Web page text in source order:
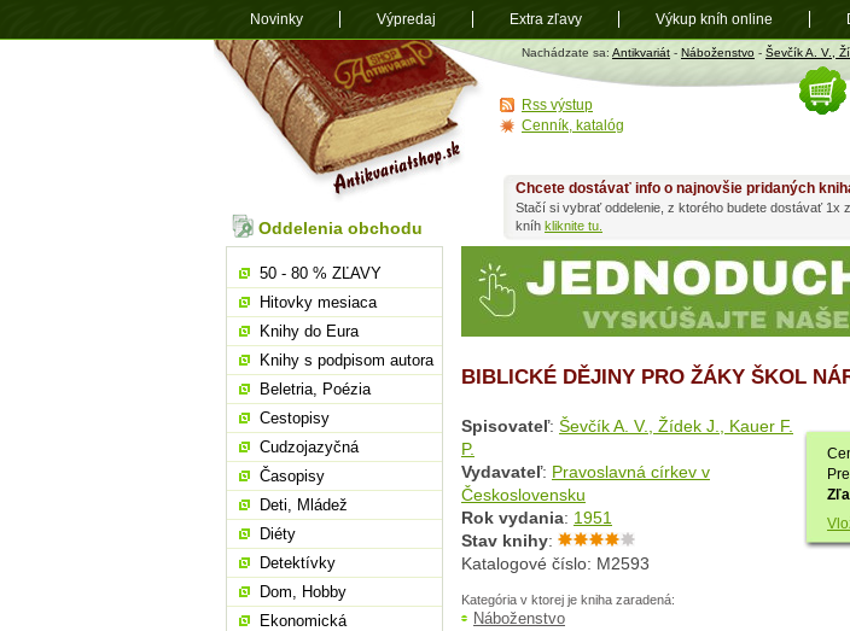
Antikvariát
shop.sk
Nachádzate sa: Antikvariát - Náboženstvo - Ševčík A. V.,
BIBLICKÉ DĚJINY PRO ŽÁKY ŠKOL
Spisovateľ: Ševčík A. V., Žídek J., Kauer F.
P.
Vydavateľ: Pravoslavná církev v
Československu
Rok vydania: 1951
Stav knihy:
Katalogové číslo: M2593
Kategória v ktorej je kniha zaradená:
Náboženstvo
Chcete dostávať info o najnovšie pridaných
Stačí si vybrať oddelenie, z ktorého budete dostávať 1x
kníh kliknite tu.
Oddelenia obchodu
50 - 80 % ZĽAVY
Hitovky mesiaca
Knihy do Eura
Knihy s podpisom autora
Beletria, Poézia
Cestopisy
Cudzojazyčná
Časopisy
Deti, Mládež
Diéty
Detektívky
Dom, Hobby
Ekonomická
Rss výstup
Cenník, katalóg
Novinky Výpredaj Extra zľavy Výkup kníh online